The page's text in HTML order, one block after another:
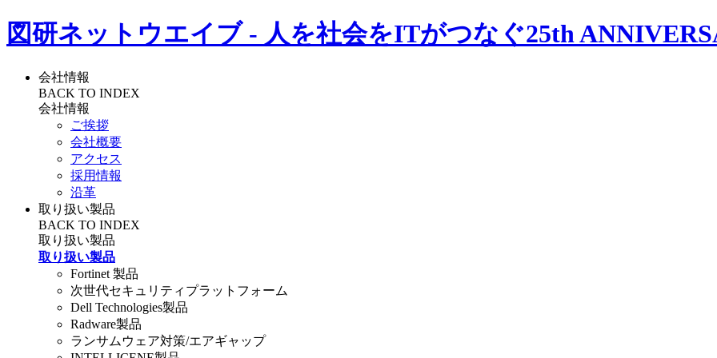
図研ネットウエイブ - 人を社会をITがつなぐ25th
会社情報
BACK TO INDEX
会社情報
ご挨拶
会社概要
アクセス
採用情報
沿革
取り扱い製品
BACK TO INDEX
取り扱い製品
取り扱い製品
Fortinet 製品
次世代セキュリティプラットフォーム
Dell Technologies製品
Radware製品
ランサムウェア対策/エアギャップ